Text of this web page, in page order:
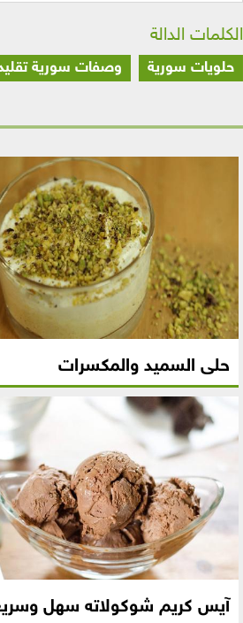
الكلمات الدالة
حلويات سورية وصفات سورية
حلى السميد والمكسرات
آيس كريم شوكولاته سهل